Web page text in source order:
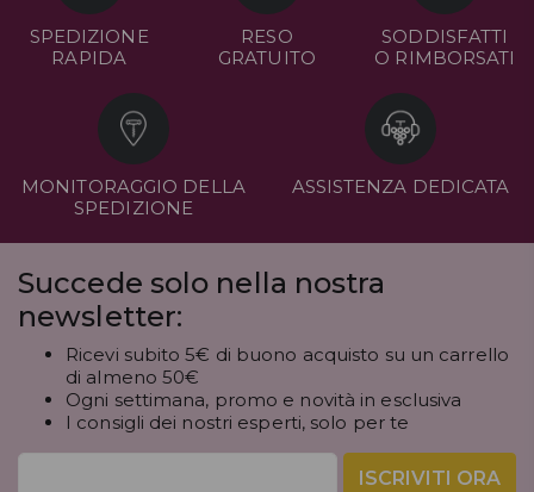
SPEDIZIONE
RAPIDA
RESO
GRATUITO
SODDISFATTI
O RIMBORSATI
MONITORAGGIO DELLA
SPEDIZIONE
ASSISTENZA DEDICATA
Succede solo nella nostra
newsletter:
Ricevi subito 5€ di buono acquisto su un carrello
di almeno 50€
Ogni settimana, promo e novità in esclusiva
I consigli dei nostri esperti, solo per te
ISCRIVITI ORA